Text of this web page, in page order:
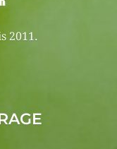
2011.